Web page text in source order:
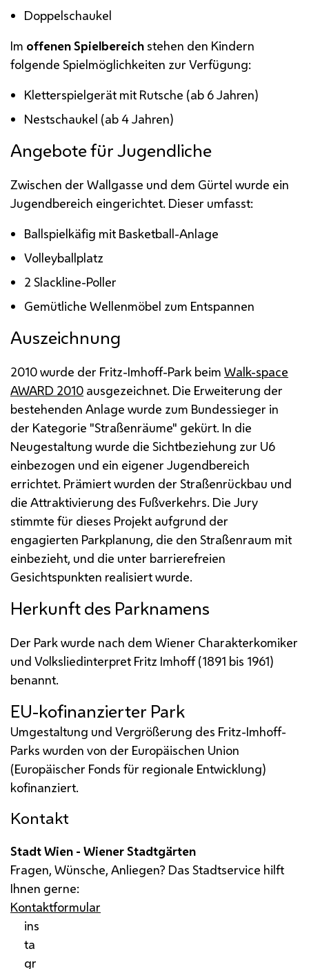
Doppelschaukel
Im offenen Spielbereich stehen den Kindern
folgende Spielmöglichkeiten zur Verfügung:
Kletterspielgerät mit Rutsche (ab 6 Jahren)
Nestschaukel (ab 4 Jahren)
Angebote für Jugendliche
Zwischen der Wallgasse und dem Gürtel wurde ein
Jugendbereich eingerichtet. Dieser umfasst:
Ballspielkäfig mit Basketball-Anlage
Volleyballplatz
2Slackline-Poller
Gemütliche Wellenmöbel zum Entspannen
Auszeichnung
2010 wurde der Fritz-Imhoff-Park beim Walk-space
AWARD 2010 ausgezeichnet. Die Erweiterung der
bestehenden Anlage wurde zum Bundessieger in
der Kategorie "Straßenräume" gekürt. In die
Neugestaltung wurde die Sichtbeziehung zur U6
einbezogen und ein eigener Jugendbereich
errichtet. Prämiert wurden der Straßenrückbau und
die Attraktivierung des Fußverkehrs. Die Jury
stimmte für dieses Projekt aufgrund der
engagierten Parkplanung, die den Straßenraum mit
einbezieht, und die unter barrierefreien
Gesichtspunkten realisiert wurde.
Herkunft des Parknamens
Der Park wurde nach dem Wiener Charakterkomiker
und Volksliedinterpret Fritz Imhoff (1891 bis 1961)
benannt.
EU-kofinanzierter Park
Umgestaltung und Vergrößerung des Fritz-Imhoff-
Parks wurden von der Europäischen Union
(Europäischer Fonds für regionale Entwicklung)
kofinanziert.
Kontakt
Stadt Wien - Wiener Stadtgärten
Fragen, Wünsche, Anliegen? Das Stadtservice hilft
Ihnen gerne:
Kontaktformular
ins
ta
gr